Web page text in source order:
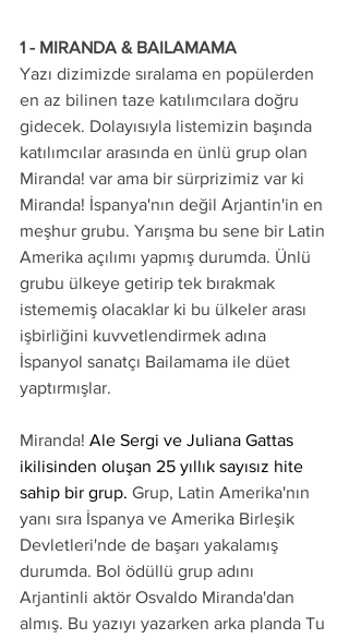
1 - MIRANDA & BAILAMAMA
Yazı dizimizde sıralama en popülerden
en az bilinen taze katılımcılara doğru
gidecek. Dolayısıyla listemizin başında
katılımcılar arasında en ünlü grup olan
Miranda! var ama bir sürprizimiz var ki
Miranda! İspanya'nın değil Arjantin'in en
meşhur grubu. Yarışma bu sene bir Latin
Amerika açılımı yapmış durumda. Ünlü
grubu ülkeye getirip tek bırakmak
istememiş olacaklar ki bu ülkeler arası
işbirliğini kuvvetlendirmek adına
İspanyol sanatçı Bailamama ile düet
yaptırmışlar.
Miranda! Ale Sergi ve Juliana Gattas
ikilisinden oluşan 25 yıllık sayısız hite
sahip bir grup. Grup, Latin Amerika'nın
yanı sıra İspanya ve Amerika Birleşik
Devletleri'nde de başarı yakalamış
durumda. Bol ödüllü grup adını
Arjantinli aktör Osvaldo Miranda'dan
almış. Bu yazıyı yazarken arka planda Tu